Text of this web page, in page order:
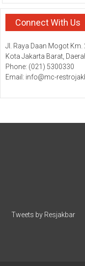
Connect With Us
Jl. Raya Daan Mogot Km.
Kota Jakarta Barat,
Phone: (021) 5300330
Email: info@mc-
Tweets by Resjakbar